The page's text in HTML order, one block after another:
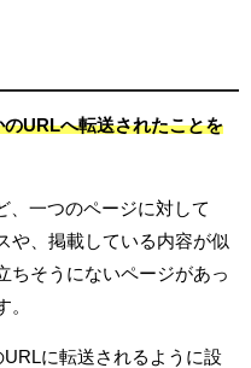
のURLへ転送されたことを
、一つのページに対して
や、掲載している内容が似
ちそうにないページがあっ
。
に転送されるように設